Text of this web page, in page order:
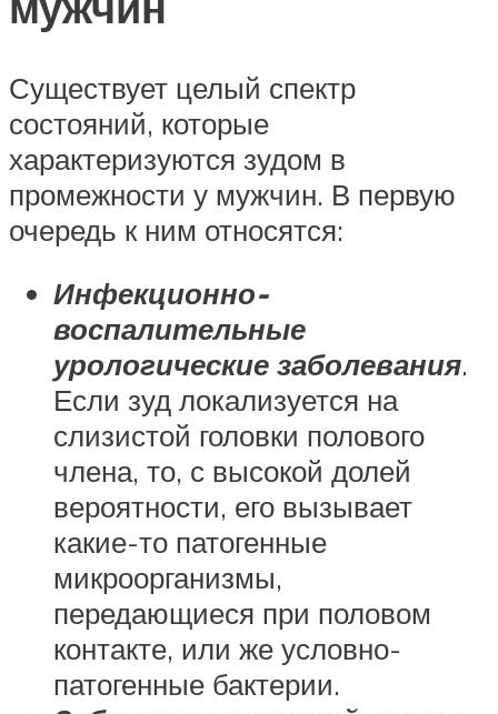
Существует целый спектр
состояний, которые
характеризуются зудом в
промежности у мужчин. В первую
очередь к ним относятся:
Инфекционно-
воспалительные
урологические заболевания.
Если зуд локализуется на
слизистой головки полового
члена, то, с высокой долей
вероятности, его вызывает
какие-то патогенные
микроорганизмы,
передающиеся при половом
контакте, или же условно-
патогенные бактерии.